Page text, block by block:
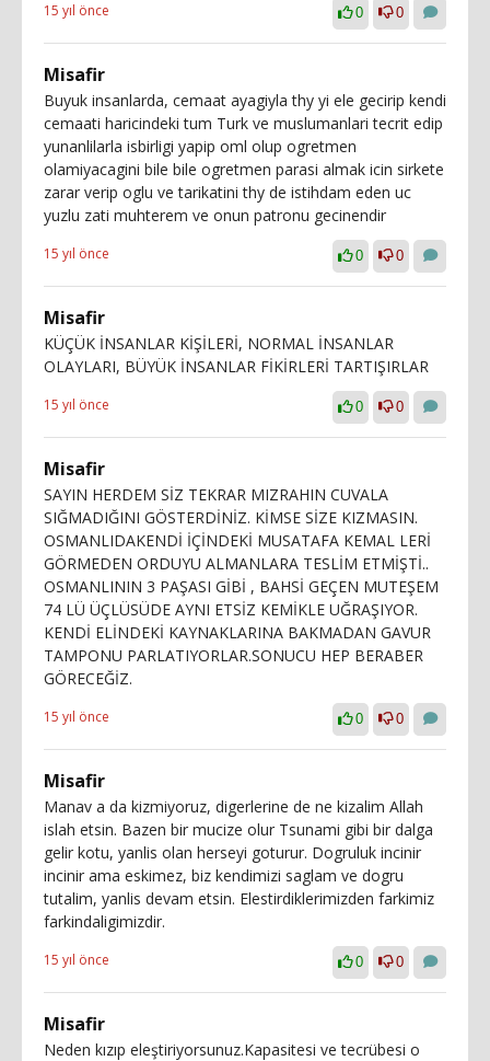
15 yıl önce 0 0
Misafir
Buyuk insanlarda, cemaat ayagiyla thy yi ele gecirip kendi
cemaati haricindeki tum Turk ve muslumanlari tecrit edip
yunanlilarla isbirligi yapip oml olup ogretmen
olamiyacagini bile bile ogretmen parasi almak icin sirkete
zarar verip oglu ve tarikatini thy de istihdam eden uc
yuzlu zati muhterem ve onun patronu gecinendir
15 yıl önce 0 0
Misafir
KÜÇÜK İNSANLAR KİŞİLERİ, NORMAL İNSANLAR
OLAYLARI, BÜYÜK İNSANLAR FİKİRLERİ TARTIŞIRLAR
15 yıl önce 0 0
Misafir
SAYIN HERDEM SİZ TEKRAR MIZRAHIN CUVALA
SIĞMADIĞINI GÖSTERDİNİZ. KİMSE SİZE KIZMASIN.
OSMANLIDAKENDİ İÇİNDEKİ MUSATAFA KEMAL LERİ
GÖRMEDEN ORDUYU ALMANLARA TESLİM ETMİŞTİ..
OSMANLININ 3 PAŞASI GİBİ , BAHSİ GEÇEN MUTEŞEM
74 LÜ ÜÇLÜSÜDE AYNI ETSİZ KEMİKLE UĞRAŞIYOR.
KENDİ ELİNDEKİ KAYNAKLARINA BAKMADAN GAVUR
TAMPONU PARLATIYORLAR.SONUCU HEP BERABER
GÖRECEĞİZ.
15 yıl önce 0 0
Misafir
Manav a da kizmiyoruz, digerlerine de ne kizalim Allah
islah etsin. Bazen bir mucize olur Tsunami gibi bir dalga
gelir kotu, yanlis olan herseyi goturur. Dogruluk incinir
incinir ama eskimez, biz kendimizi saglam ve dogru
tutalim, yanlis devam etsin. Elestirdiklerimizden farkimiz
farkindaligimizdir.
15 yıl önce 0 0
Misafir
Neden kızıp eleştiriyorsunuz.Kapasitesi ve tecrübesi o